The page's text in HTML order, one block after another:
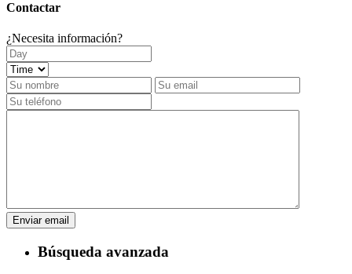
Contactar
¿Necesita información?
Búsqueda avanzada